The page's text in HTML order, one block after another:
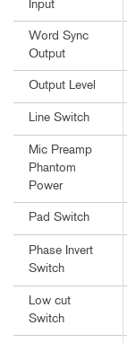
Input
Word Sync
Output
Output Level
Line Switch
Mic Preamp
Phantom
Power
Pad Switch
Phase Invert
Switch
Low cut
Switch